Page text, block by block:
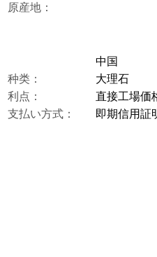
原産地：
中国
种类：
大理石
利点：
直接工場価
支払い方式：
即期信用証